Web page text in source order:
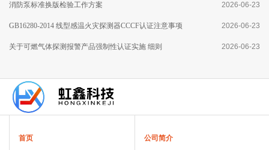
有关要求的通知
消防泵标准换版检验工作方案 2026-06-23
GB16280-2014 线型感温火灾探测器CCCF认证注意事项 2026-06-23
关于可燃气体探测报警产品强制性认证实施 细则 2026-06-23
首页 公司简介